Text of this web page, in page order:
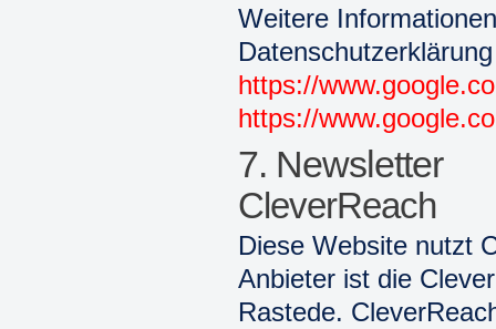
Weitere
https://
https://
7. Newsletter
CleverReach
Diese Website nutzt
Anbieter ist die
Rastede.